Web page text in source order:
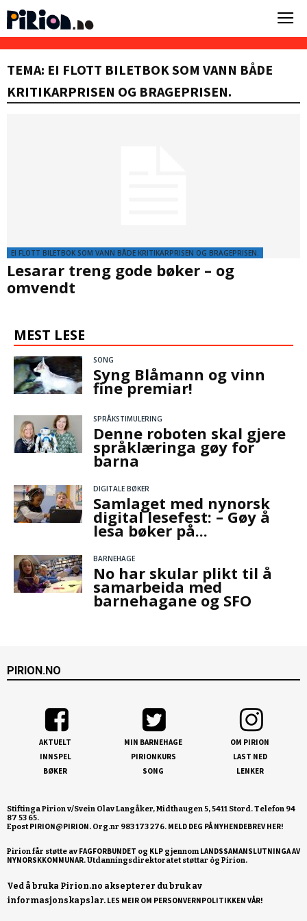
TEMA: EI FLOTT BILETBOK SOM VANN BÅDE
KRITIKARPRISEN OG BRAGEPRISEN.
EI FLOTT BILETBOK SOM VANN BÅDE KRITIKARPRISEN OG BRAGEPRISEN.
Lesarar treng gode bøker – og
omvendt
MEST LESE
SONG
Syng Blåmann og vinn
fine premiar!
SPRÅKSTIMULERING
Denne roboten skal gjere
språklæringa gøy for
barna
DIGITALE BØKER
Samlaget med nynorsk
digital lesefest: – Gøy å
lesa bøker på...
BARNEHAGE
No har skular plikt til å
samarbeida med
barnehagane og SFO
PIRION.NO
AKTUELT
INNSPEL
BØKER
MIN BARNEHAGE
PIRIONKURS
SONG
OM PIRION
LAST NED
LENKER
Stiftinga Pirion v/Svein Olav Langåker, Midthaugen 5, 5411 Stord. Telefon 94
87 53 65.
EpostPIRION@PIRION. Org.nr 983 173 276. MELD DEG PÅ NYHENDEBREV HER!
Pirion får støtte av FAGFORBUNDET og KLP gjennomLANDSSAMANSLUTNINGA AV
NYNORSKKOMMUNAR
Ved å bruka Pirion.no aksepterer du bruk av
informasjonskapslar. LES MEIR OM PERSONVERNPOLITIKKEN VÅR!